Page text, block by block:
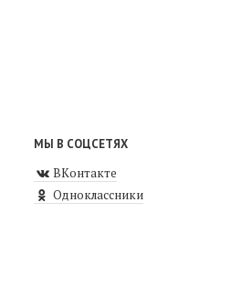
МЫ В СОЦСЕТЯХ
ВКонтакте
Одноклассники